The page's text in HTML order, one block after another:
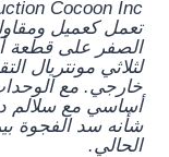
الصفر على قطعة
لثلاثي مونتريال
خارجي. مع
أساسي مع سلالم
شأنه سد الفجوة
الحالي.